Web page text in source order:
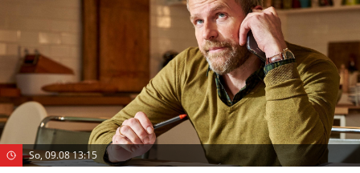
So, 09.08 13:15